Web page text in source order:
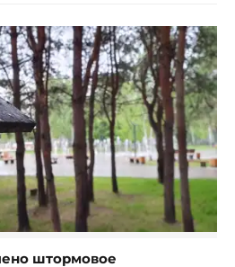
штормовое